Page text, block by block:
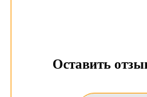
Оставить